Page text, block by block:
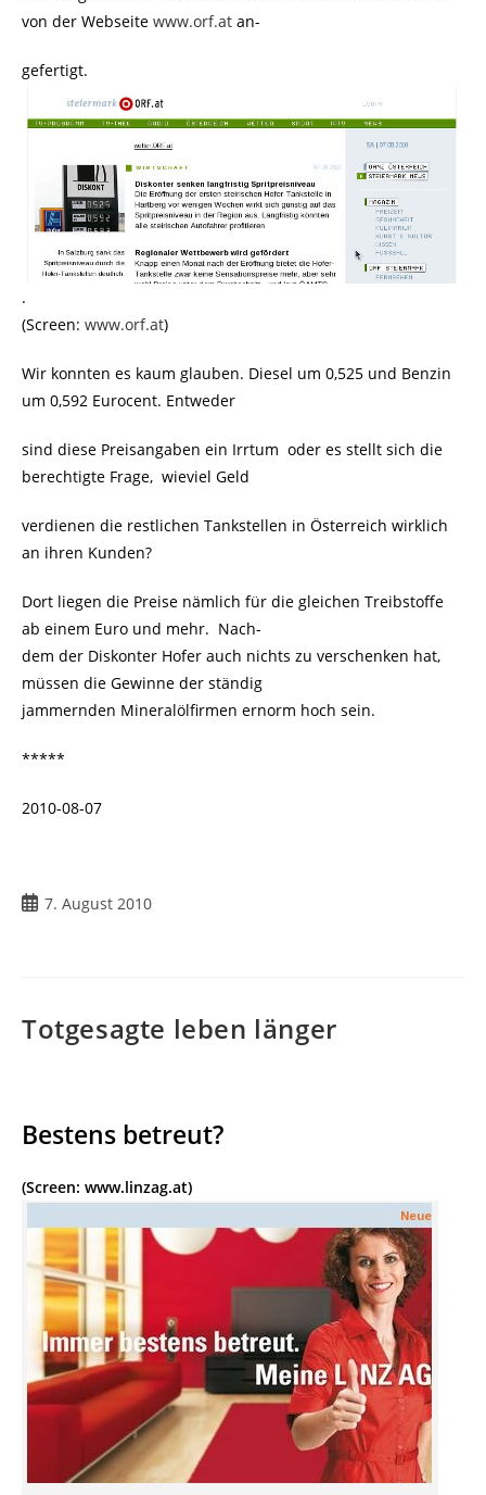
von der Webseite www.orf.at an-
gefertigt.
.
(Screen: www.orf.at)
Wir konnten es kaum glauben. Diesel um 0,525 und Benzin
um 0,592 Eurocent. Entweder
sind diese Preisangaben ein Irrtum oder es stellt sich die
berechtigte Frage, wieviel Geld
verdienen die restlichen Tankstellen in Österreich wirklich
an ihren Kunden?
Dort liegen die Preise nämlich für die gleichen Treibstoffe
ab einem Euro und mehr. Nach-
dem der Diskonter Hofer auch nichts zu verschenken hat,
müssen die Gewinne der ständig
jammernden Mineralölfirmen ernorm hoch sein.
*****
2010-08-07
7. August 2010
Totgesagte leben länger
Bestens betreut?
(Screen: www.linzag.at)